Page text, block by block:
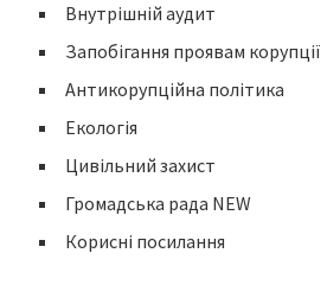
Внутрішній аудит
Запобігання проявам корупції
Антикорупційна політика
Екологія
Цивільний захист
Громадська рада NEW
Корисні посилання